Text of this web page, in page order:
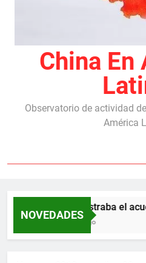
China En
Observatorio de actividad
América
NOVEDADES
Milei destraba el
5 Meses Ago